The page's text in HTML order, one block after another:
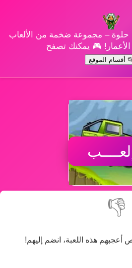
حلوة – مجموعة ضخمة من الألعاب
الأعمار! 🎮 يمكنك تصفح
📂 أقسام الموقع
👎